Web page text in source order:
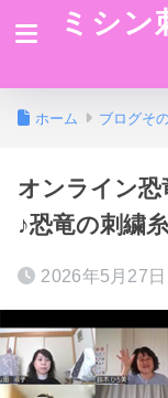
ミシン
ホーム ブログそ
オンライン
♪恐竜の刺繍
2026年5月27日